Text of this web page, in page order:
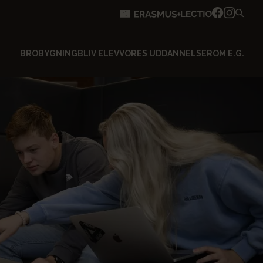
BROBYGNING BLIV ELEVVORES UDDANNELSEROM E.G.